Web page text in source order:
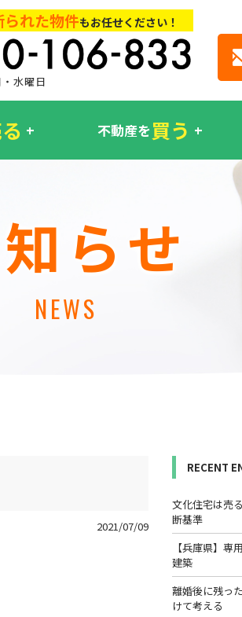
れた物件もお任せください！
水曜日
不動産を買う
らせ
NEWS
2021/07/09
RECENT
文化住宅は売
断基準
【兵庫県】
建築
離婚後に残っ
けて考える